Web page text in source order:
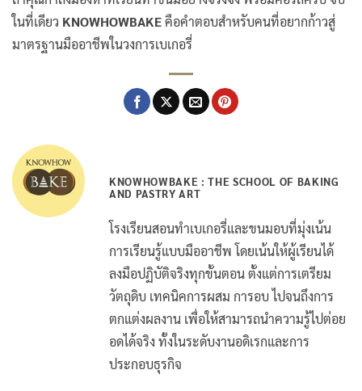
ในที่เดียว KNOWHOWBAKEคือคำตอบสำหรับคนที่อยากก้าวสู่
มาตรฐานมืออาชีพในวงการเบเกอรี่
KNOWHOWBAKE : THE SCHOOL OF BAKING
AND PASTRY ART
โรงเรียนสอนทำเบเกอรี่และขนมอบที่มุ่งเน้น
การเรียนรู้แบบมืออาชีพ โดยเน้นให้ผู้เรียนได้
ลงมือปฏิบัติจริงทุกขั้นตอน ตั้งแต่การเตรียม
วัตถุดิบ เทคนิคการผสม การอบ ไปจนถึงการ
ตกแต่งผลงาน เพื่อให้สามารถนำความรู้ไปต่อย
อดได้จริง ทั้งในระดับงานอดิเรกและการ
ประกอบธุรกิจ